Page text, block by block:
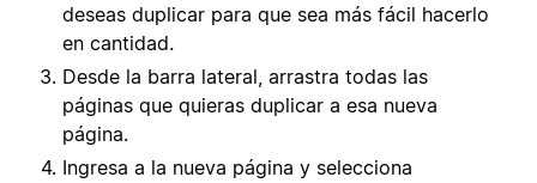
deseas duplicar para que sea más fácil hacerlo
en cantidad.
Desde la barra lateral, arrastra todas las
páginas que quieras duplicar a esa nueva
página.
Ingresa a la nueva página y selecciona